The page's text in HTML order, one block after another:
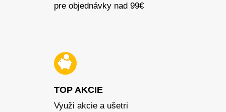
pre objednávky nad 99€
TOP AKCIE
Využi akcie a ušetri